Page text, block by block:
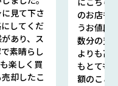
見て下さ
してくだ
あり、ス
素晴らし
楽しく買
却したこ
のお店も
うお値段
数分の査
よりも高
もとても
額のこと